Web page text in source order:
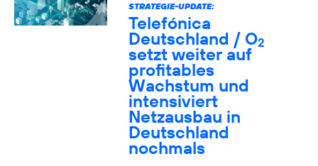
STRATEGIE-UPDATE:
Telefónica
Deutschland / O2
setzt weiter auf
profitables
Wachstum und
intensiviert
Netzausbau in
Deutschland
nochmals